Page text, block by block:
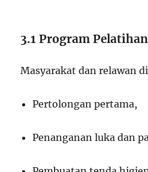
3.1 Program
Masyarakat dan relawan
Pertolongan pertama,
Penanganan luka dan